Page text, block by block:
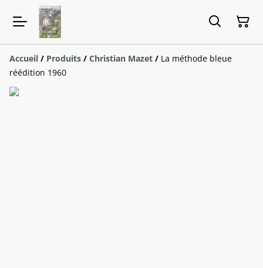
Accueil / Produits / Christian Mazet / La méthode bleue
réédition 1960